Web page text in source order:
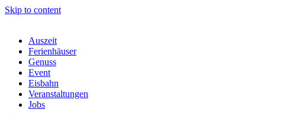
Skip to content
Auszeit
Ferienhäuser
Genuss
Event
Eisbahn
Veranstaltungen
Jobs